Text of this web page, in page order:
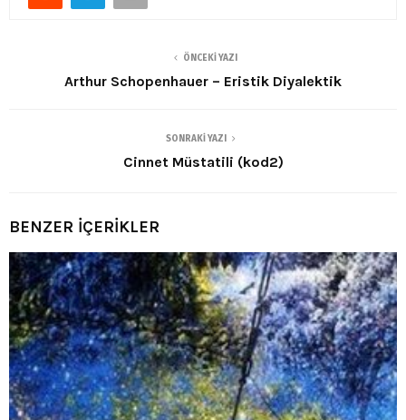
ÖNCEKI YAZI
Arthur Schopenhauer – Eristik Diyalektik
SONRAKI YAZI
Cinnet Müstatili (kod2)
BENZER İÇERİKLER